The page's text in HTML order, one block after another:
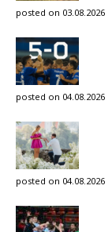
posted on 03.08.2026
posted on 04.08.2026
posted on 04.08.2026